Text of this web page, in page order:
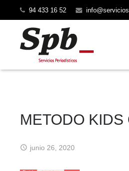
94 433 16 52
METODO KIDS
junio 26, 2020